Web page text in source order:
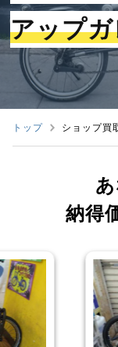
アップ
トップ ショップ買
納得